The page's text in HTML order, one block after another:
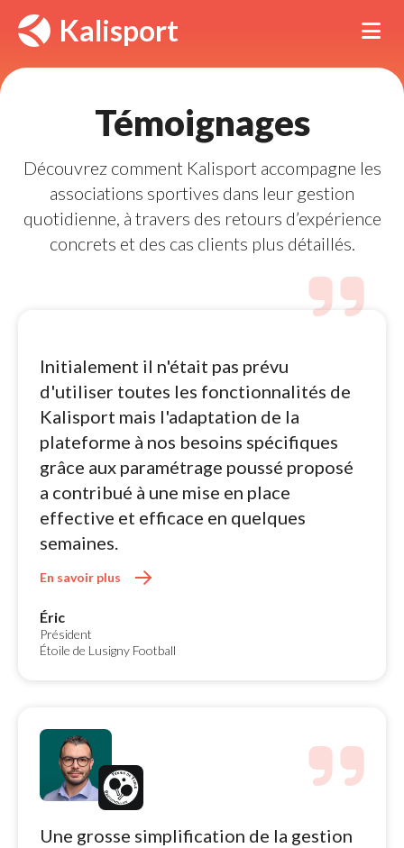
Kalisport
Témoignages
Découvrez comment Kalisport accompagne les
associations sportives dans leur gestion
quotidienne, à travers des retours d’expérience
concrets et des cas clients plus détaillés.
Initialement il n'était pas prévu
d'utiliser toutes les fonctionnalités de
Kalisport mais l'adaptation de la
plateforme à nos besoins spécifiques
grâce aux paramétrage poussé proposé
a contribué à une mise en place
effective et efficace en quelques
semaines.
En savoir plus
Éric
Président
Étoile de Lusigny Football
Une grosse simplification de la gestion